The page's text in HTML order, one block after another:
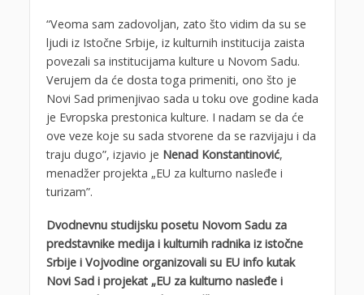
“Veoma sam zadovoljan, zato što vidim da su se
ljudi iz Istočne Srbije, iz kulturnih institucija zaista
povezali sa institucijama kulture u Novom Sadu.
Verujem da će dosta toga primeniti, ono što je
Novi Sad primenjivao sada u toku ove godine kada
je Evropska prestonica kulture. I nadam se da će
ove veze koje su sada stvorene da se razvijaju i da
traju dugo”, izjavio je Nenad Konstantinović,
menadžer projekta „EU za kulturno nasleđe i
turizam”.
Dvodnevnu studijsku posetu Novom Sadu za
predstavnike medija i kulturnih radnika iz istočne
Srbije i Vojvodine organizovali su EU info kutak
Novi Sad i projekat „EU za kulturno nasleđe i